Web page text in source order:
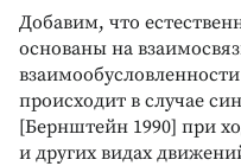
Добавим, что
основаны на
происходит в случае
[Бернштейн 1990] при
и других видах